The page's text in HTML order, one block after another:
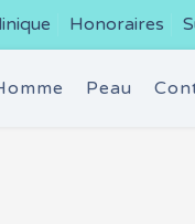
Honoraires
Peau